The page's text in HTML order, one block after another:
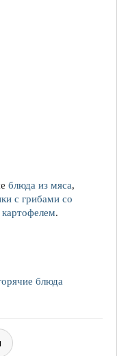
блюда из мяса,
с грибами со
.
блюда